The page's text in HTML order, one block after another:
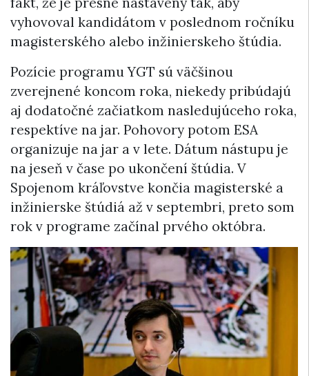
vyhovoval kandidátom v poslednom ročníku
magisterského alebo inžinierskeho štúdia.
Pozície programu YGT sú väčšinou
zverejnené koncom roka, niekedy pribúdajú
aj dodatočné začiatkom nasledujúceho roka,
respektíve na jar. Pohovory potom ESA
organizuje na jar a v lete. Dátum nástupu je
na jeseň v čase po ukončení štúdia. V
Spojenom kráľovstve končia magisterské a
inžinierske štúdiá až v septembri, preto som
rok v programe začínal prvého októbra.